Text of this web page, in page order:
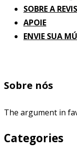
SOBRE A
APOIE
ENVIE SUA
Sobre nós
The argument in
Categories